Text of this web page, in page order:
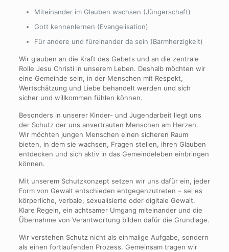
Miteinander im Glauben wachsen (Jüngerschaft)
Gott kennenlernen (Evangelisation)
Für andere und füreinander da sein (Barmherzigkeit)
Wir glauben an die Kraft des Gebets und an die zentrale
Rolle Jesu Christi in unserem Leben. Deshalb möchten wir
eine Gemeinde sein, in der Menschen mit Respekt,
Wertschätzung und Liebe behandelt werden und sich
sicher und willkommen fühlen können.
Besonders in unserer Kinder- und Jugendarbeit liegt uns
der Schutz der uns anvertrauten Menschen am Herzen.
Wir möchten jungen Menschen einen sicheren Raum
bieten, in dem sie wachsen, Fragen stellen, ihren Glauben
entdecken und sich aktiv in das Gemeindeleben einbringen
können.
Mit unserem Schutzkonzept setzen wir uns dafür ein, jeder
Form von Gewalt entschieden entgegenzutreten – sei es
körperliche, verbale, sexualisierte oder digitale Gewalt.
Klare Regeln, ein achtsamer Umgang miteinander und die
Übernahme von Verantwortung bilden dafür die Grundlage.
Wir verstehen Schutz nicht als einmalige Aufgabe, sondern
als einen fortlaufenden Prozess. Gemeinsam tragen wir